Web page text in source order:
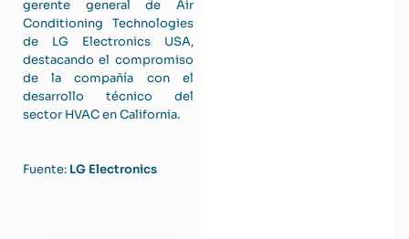
gerente general de Air
Conditioning Technologies
de LG Electronics USA,
destacando el compromiso
de la compañía con el
desarrollo técnico del
sector HVAC en California.
Fuente: LG Electronics